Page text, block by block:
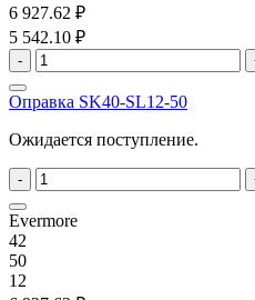
6 927.62 ₽
5 542.10 ₽
-
Оправка SK40-SL12-50
Ожидается поступление.
-
Evermore
42
50
12